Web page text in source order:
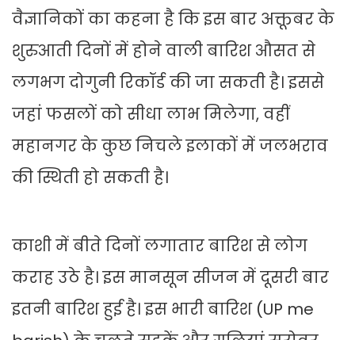
वैज्ञानिकों का कहना है कि इस बार अक्तूबर के
शुरुआती दिनों में होने वाली बारिश औसत से
लगभग दोगुनी रिकॉर्ड की जा सकती है। इससे
जहां फसलों को सीधा लाभ मिलेगा, वहीं
महानगर के कुछ निचले इलाकों में जलभराव
की स्थिती हो सकती है।
काशी में बीते दिनों लगातार बारिश से लोग
कराह उठे है। इस मानसून सीजन में दूसरी बार
इतनी बारिश हुई है। इस भारी बारिश (UP me